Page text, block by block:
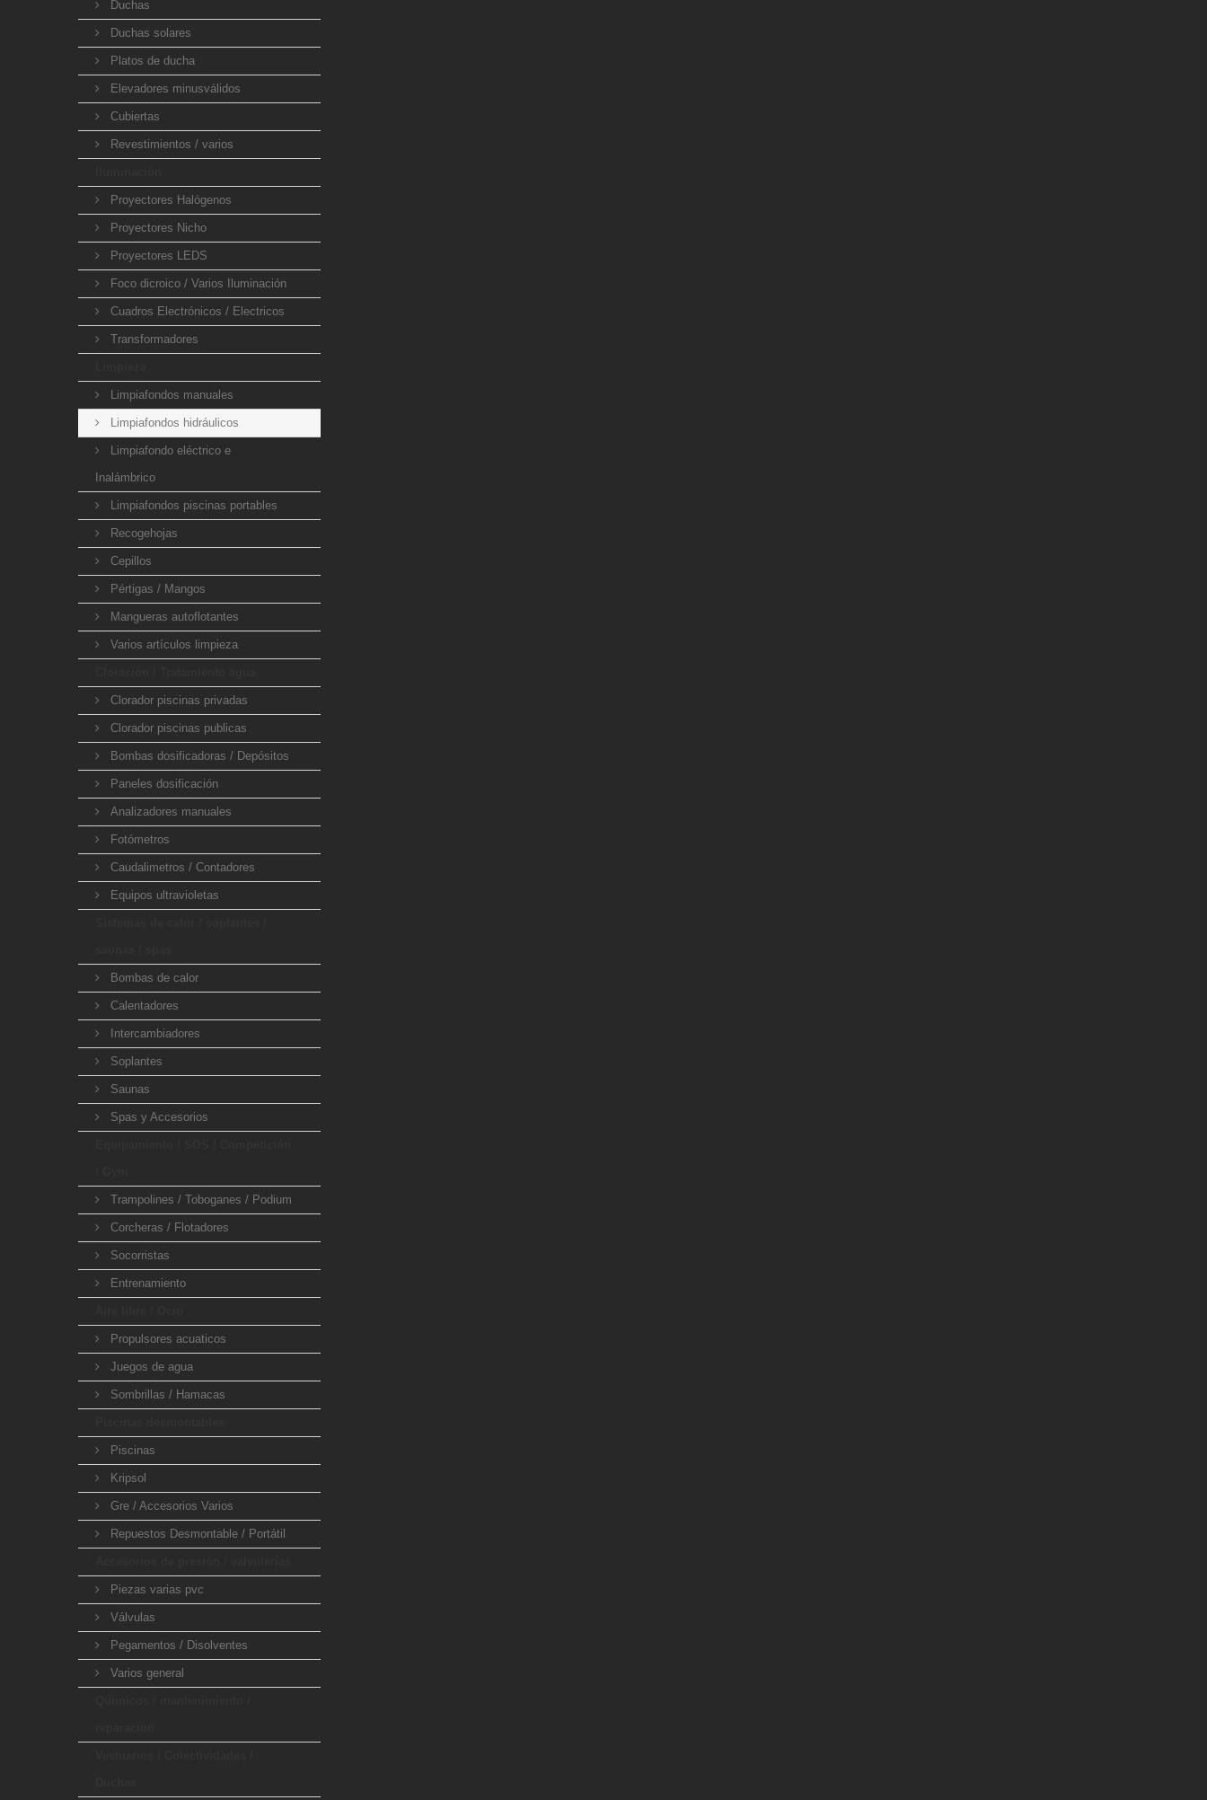
Duchas
Duchas solares
Platos de ducha
Elevadores minusválidos
Cubiertas
Revestimientos / varios
Proyectores Halógenos
Proyectores Nicho
Proyectores LEDS
Foco dicroico / Varios Iluminación
Cuadros Electrónicos / Electricos
Transformadores
Limpiafondos manuales
Limpiafondos hidráulicos
Limpiafondo eléctrico e
Inalámbrico
Limpiafondos piscinas portables
Recogehojas
Cepillos
Pértigas / Mangos
Mangueras autoflotantes
Varios artículos limpieza
Clorador piscinas privadas
Clorador piscinas publicas
Bombas dosificadoras / Depósitos
Paneles dosificación
Analizadores manuales
Fotómetros
Caudalimetros / Contadores
Equipos ultravioletas
Bombas de calor
Calentadores
Intercambiadores
Soplantes
Saunas
Spas y Accesorios
Trampolines / Toboganes / Podium
Corcheras / Flotadores
Socorristas
Entrenamiento
Propulsores acuaticos
Juegos de agua
Sombrillas / Hamacas
Piscinas
Kripsol
Gre / Accesorios Varios
Repuestos Desmontable / Portátil
Piezas varias pvc
Válvulas
Pegamentos / Disolventes
Varios general